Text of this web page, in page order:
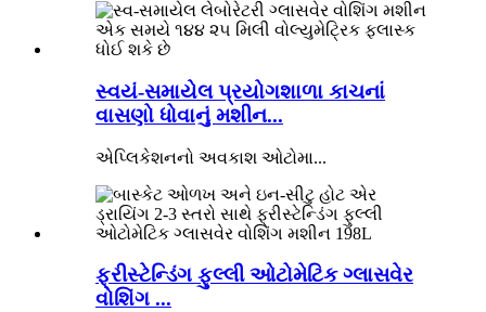
સ્વયં-સમાયેલ પ્રયોગશાળા કાચનાં
વાસણો ધોવાનું મશીન...
એપ્લિકેશનનો અવકાશ ઓટોમા...
ફ્રીસ્ટેન્ડિંગ ફુલ્લી ઓટોમેટિક ગ્લાસવેર
વોશિંગ ...